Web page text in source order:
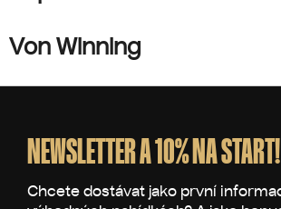
Von Winning
NEWSLETTER A 10% NA START!